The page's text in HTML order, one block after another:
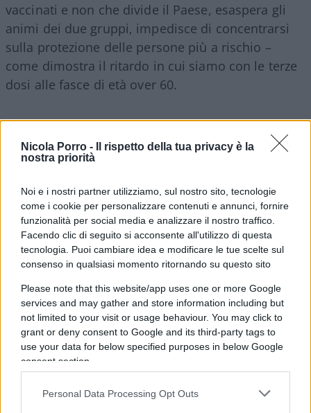
Nicola Porro -
Il rispetto della tua privacy è la
nostra priorità
Noi e i nostri partner utilizziamo, sul nostro sito, tecnologie
come i cookie per personalizzare contenuti e annunci, fornire
funzionalità per social media e analizzare il nostro traffico.
Facendo clic di seguito si acconsente all'utilizzo di questa
tecnologia. Puoi cambiare idea e modificare le tue scelte sul
consenso in qualsiasi momento ritornando su questo sito
Please note that this website/app uses one or more Google
services and may gather and store information including but
not limited to your visit or usage behaviour. You may click to
grant or deny consent to Google and its third-party tags to
use your data for below specified purposes in below Google
consent section.
Personal Data Processing Opt Outs
vaccinati e non che divide il Paese, esaspera gli
animi dei due gruppi, impedisce di concentrarsi
sulla protezione delle persone più a rischio –
come dimostra il ritardo in cui siamo con le terze
dosi alle fasce di età over 60.
E un colpo micidiale alla narrazione lo ha dato lo
stesso governo Draghi, o meglio il ministro della
salute Speranza, con l’ordinanza che ha fatto
partner Ue. Con il superGreen Passè venuta meno
per un non vaccinato la possibilità di accedere ad
alcune attività persino con un test negativo. Si
entra solo se vaccinati o guariti. E cosa ti va a
pensare Speranza? Dai Paesi Ue si entra in Italia
solo con test negativo, anche se vaccinati.
Dunque, vaccinati senza test (12 milioni quelli
potenzialmente scoperti, avendo ricevuto la
seconda dose da oltre 5 mesi) possono circolare
liberamente e accedere ovunque in Italia, ma per
entrare nel nostro Paese i vaccinati o i guariti